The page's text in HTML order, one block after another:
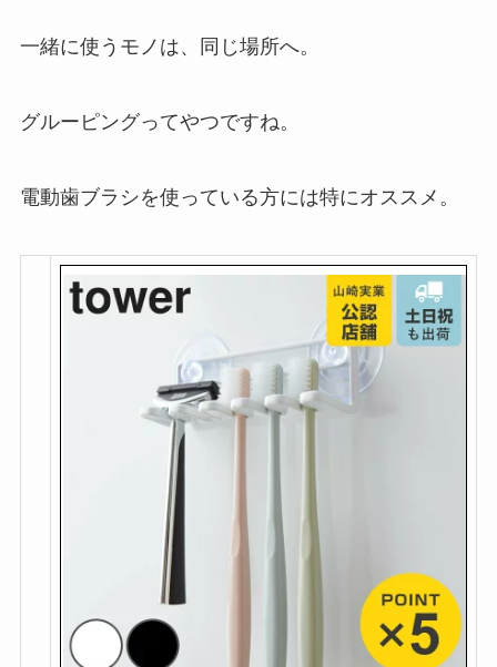
一緒に使うモノは、同じ場所へ。
グルーピングってやつですね。
電動歯ブラシを使っている方には特にオススメ。